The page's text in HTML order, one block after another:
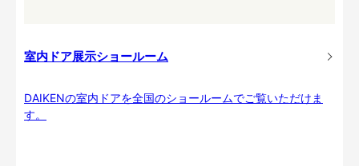
室内ドア展示ショールーム
DAIKENの室内ドアを全国のショールームでご覧いただけま
す。